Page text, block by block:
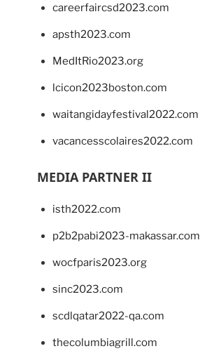
careerfaircsd2023.com
apsth2023.com
MedItRio2023.org
lcicon2023boston.com
waitangidayfestival2022.com
vacancesscolaires2022.com
MEDIA PARTNER II
isth2022.com
p2b2pabi2023-makassar.com
wocfparis2023.org
sinc2023.com
scdlqatar2022-qa.com
thecolumbiagrill.com